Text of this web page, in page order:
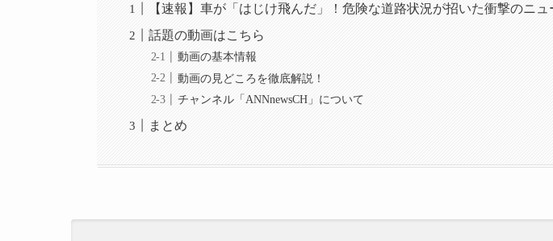
【速報】車が「はじけ飛んだ」！危険な道路状況が招いた衝撃のニュ
話題の動画はこちら
動画の基本情報
動画の見どころを徹底解説！
チャンネル「ANNnewsCH」について
まとめ